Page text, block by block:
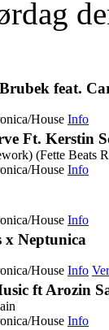
feat.
House Info
Ft. Kerstin
(Fette Beats
House Info
House Info
x Neptunica
House Info
ft Arozin
House Info